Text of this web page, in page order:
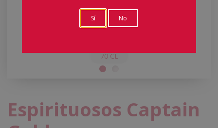
100 CL
Espirituosos Captain
Sí No